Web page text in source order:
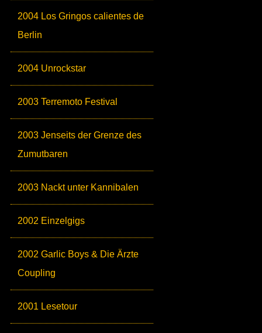
2004 Los Gringos calientes de
Berlin
2004 Unrockstar
2003 Terremoto Festival
2003 Jenseits der Grenze des
Zumutbaren
2003 Nackt unter Kannibalen
2002 Einzelgigs
2002 Garlic Boys & Die Ärzte
Coupling
2001 Lesetour